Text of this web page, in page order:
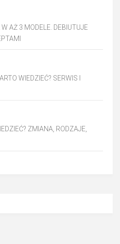
AŻ 3 MODELE. DEBIUTUJE
WIEDZIEĆ? SERWIS I
ZMIANA, RODZAJE,